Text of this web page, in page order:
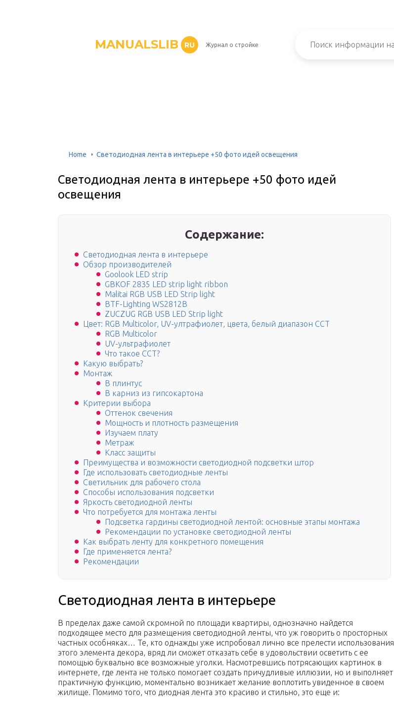
MANUALSLIB RU Журнал о стройке
Home Светодиодная лента в интерьере +50 фото идей освещения
Светодиодная лента в интерьере +50 фото идей
освещения
Содержание:
Светодиодная лента в интерьере
Обзор производителей
Goolook LED strip
GBKOF 2835 LED strip light ribbon
Malitai RGB USB LED Strip light
BTF-Lighting WS2812B
ZUCZUG RGB USB LED Strip light
Цвет: RGB Multicolor, UV-ултрафиолет, цвета, белый диапазон CCT
RGB Multicolor
UV-ультрафиолет
Что такое CCT?
Какую выбрать?
Монтаж
В плинтус
В карниз из гипсокартона
Критерии выбора
Оттенок свечения
Мощность и плотность размещения
Изучаем плату
Метраж
Класс защиты
Преимущества и возможности светодиодной подсветки штор
Где использовать светодиодные ленты
Светильник для рабочего стола
Способы использования подсветки
Яркость светодиодной ленты
Что потребуется для монтажа ленты
Подсветка гардины светодиодной лентой: основные этапы монтажа
Рекомендации по установке светодиодной ленты
Как выбрать ленту для конкретного помещения
Где применяется лента?
Рекомендации
Светодиодная лента в интерьере
В пределах даже самой скромной по площади квартиры, однозначно найдется
подходящее место для размещения светодиодной ленты, что уж говорить о просторных
частных особняках… Те, кто однажды уже испробовал лично все прелести использования
этого элемента декора, вряд ли сможет отказать себе в удовольствии осветить с ее
помощью буквально все возможные уголки. Насмотревшись потрясающих картинок в
интернете, где лента не только помогает создать причудливые иллюзии, но и выполняет
практичную функцию, моментально возникает желание воплотить увиденное в своем
жилище. Помимо того, что диодная лента это красиво и стильно, это еще и: